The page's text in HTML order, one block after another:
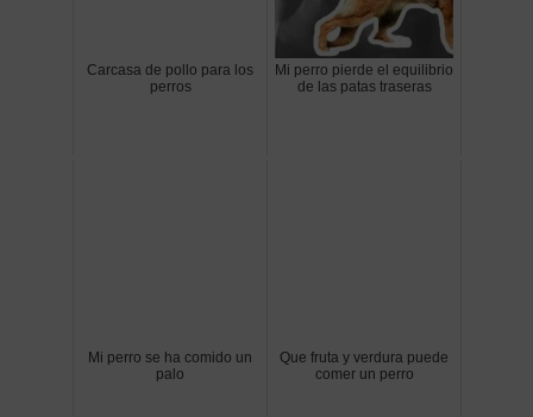
Carcasa de pollo para los
perros
Mi perro pierde el equilibrio
de las patas traseras
Mi perro se ha comido un
palo
Que fruta y verdura puede
comer un perro